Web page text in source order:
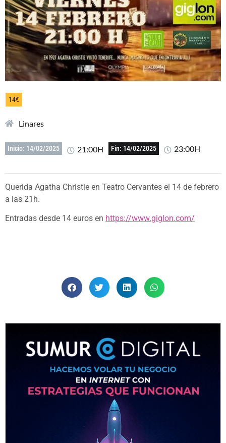
14€
Linares
Inicio: 14/02/2025 21:00H Fin: 14/02/2025 23:00H
Querida Agatha Christie en Teatro Cervantes el 14 de febrero
a las 21h.
Entradas desde 14 euros en https://www.giglon.com/